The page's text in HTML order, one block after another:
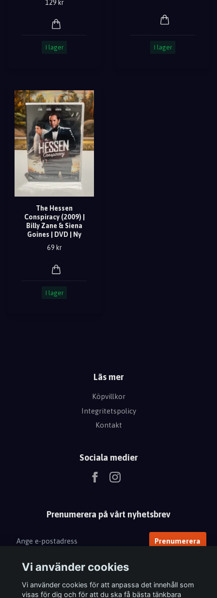
129 kr
I lager I lager
The Hessen
Conspiracy (2009) |
Billy Zane & Siena
Goines | DVD | Ny
69 kr
I lager
Läs mer
Köpvillkor
Integritetspolicy
Kontakt
Sociala medier
Prenumerera på vårt nyhetsbrev
Prenumerera
Vi använder cookies
Vi använder cookies för att anpassa det innehåll som
visas för dig och för att du ska få bästa tänkbara